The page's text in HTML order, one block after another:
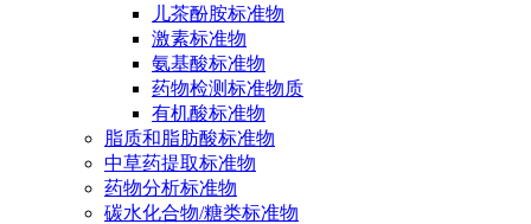
儿茶酚胺标准物
激素标准物
氨基酸标准物
药物检测标准物质
有机酸标准物
脂质和脂肪酸标准物
中草药提取标准物
药物分析标准物
碳水化合物/糖类标准物